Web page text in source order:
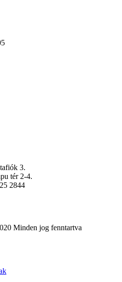
3.
tér 2-4.
2844
Minden jog fenntartva